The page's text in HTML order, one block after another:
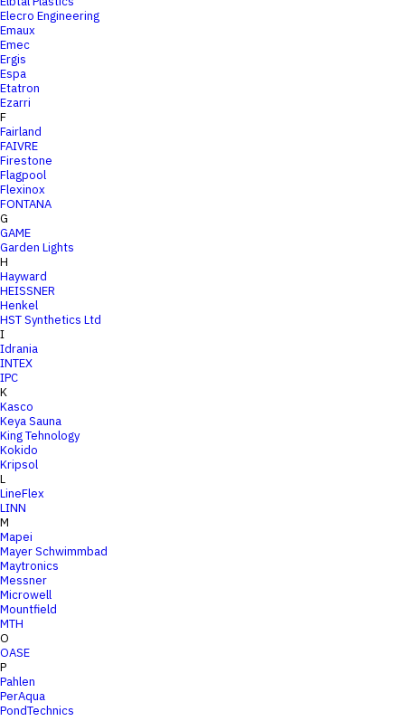
Elecro Engineering
Emaux
Emec
Ergis
Espa
Etatron
Ezarri
F
Fairland
FAIVRE
Firestone
Flagpool
Flexinox
FONTANA
G
GAME
Garden Lights
H
Hayward
HEISSNER
Henkel
HST Synthetics Ltd
I
Idrania
INTEX
IPC
K
Kasco
Keya Sauna
King Tehnology
Kokido
Kripsol
L
LineFlex
LINN
M
Mapei
Mayer Schwimmbad
Maytronics
Messner
Microwell
Mountfield
MTH
O
OASE
P
Pahlen
PerAqua
PondTechnics